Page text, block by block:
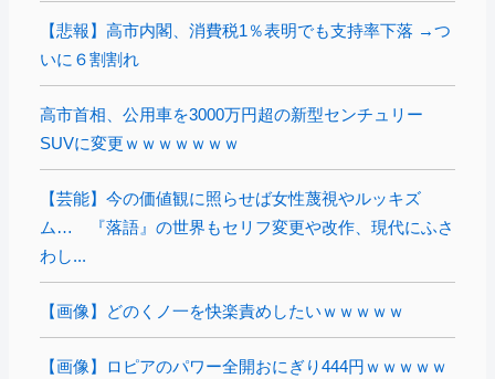
【悲報】高市内閣、消費税1％表明でも支持率下落 →つ
いに６割割れ
高市首相、公用車を3000万円超の新型センチュリー
SUVに変更ｗｗｗｗｗｗｗ
【芸能】今の価値観に照らせば女性蔑視やルッキズ
ム… 『落語』の世界もセリフ変更や改作、現代にふさ
わし...
【画像】どのくノ一を快楽責めしたいｗｗｗｗｗ
【画像】ロピアのパワー全開おにぎり444円ｗｗｗｗｗ